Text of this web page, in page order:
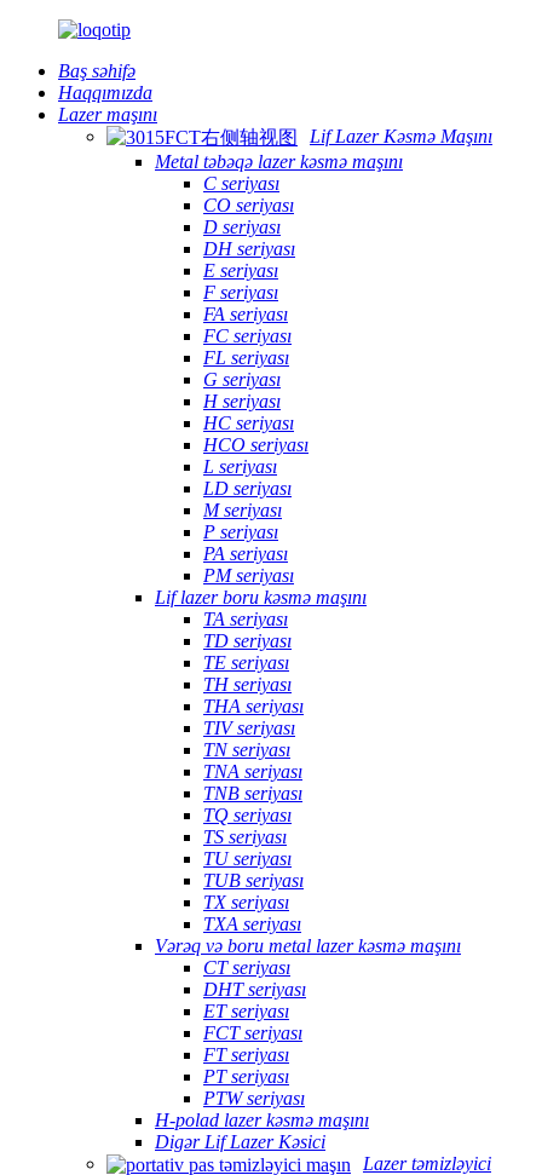
Baş səhifə
Haqqımızda
Lazer maşını
Lif Lazer Kəsmə Maşını
Metal təbəqə lazer kəsmə maşını
C seriyası
CO seriyası
D seriyası
DH seriyası
E seriyası
F seriyası
FA seriyası
FC seriyası
FL seriyası
G seriyası
H seriyası
HC seriyası
HCO seriyası
L seriyası
LD seriyası
M seriyası
P seriyası
PA seriyası
PM seriyası
Lif lazer boru kəsmə maşını
TA seriyası
TD seriyası
TE seriyası
TH seriyası
THA seriyası
TIV seriyası
TN seriyası
TNA seriyası
TNB seriyası
TQ seriyası
TS seriyası
TU seriyası
TUB seriyası
TX seriyası
TXA seriyası
Vərəq və boru metal lazer kəsmə maşını
CT seriyası
DHT seriyası
ET seriyası
FCT seriyası
FT seriyası
PT seriyası
PTW seriyası
H-polad lazer kəsmə maşını
Digər Lif Lazer Kəsici
Lazer təmizləyici